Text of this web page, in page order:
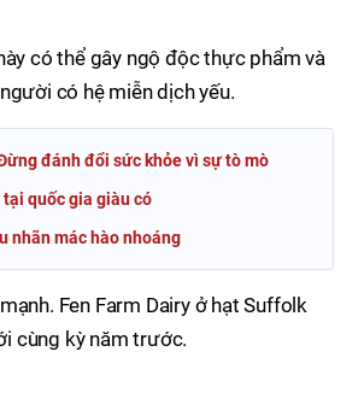
có thể gây ngộ độc thực phẩm và
có hệ miễn dịch yếu.
đánh đổi sức khỏe vì sự tò mò
quốc gia giàu có
nhãn mác hào nhoáng
Fen Farm Dairy ở hạt Suffolk
cùng kỳ năm trước.